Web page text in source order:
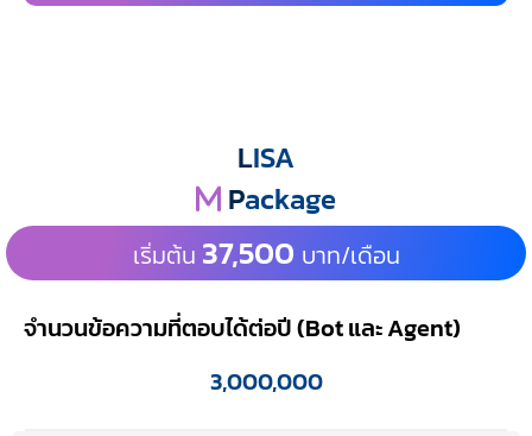
LISA
Package
เริ่มต้น 37,500 บาท/เดือน
จำนวนข้อความที่ตอบได้ต่อปี (Bot และ Agent)
3,000,000